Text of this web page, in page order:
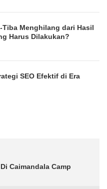
Tiba Menghilang dari Hasil
Harus Dilakukan?
SEO Efektif di Era
Caimandala Camp